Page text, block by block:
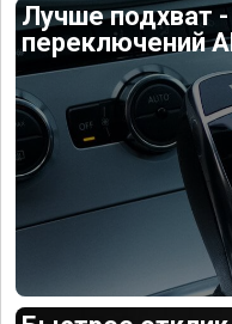
Лучше подхват
переключений